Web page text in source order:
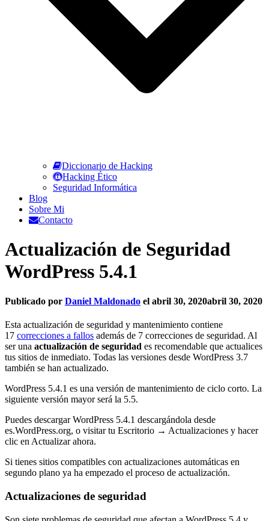
Diccionario de Hacking
Hacking Ético
Seguridad Informática
Blog
Sobre Mi
Contacto
Actualización de Seguridad
WordPress 5.4.1
Publicado por Daniel Maldonado el abril 30, 2020abril 30, 2020
Esta actualización de seguridad y mantenimiento contiene
17 correcciones a fallos además de 7 correcciones de seguridad. Al
ser una actualización de seguridad es recomendable que actualices
tus sitios de inmediato. Todas las versiones desde WordPress 3.7
también se han actualizado.
WordPress 5.4.1 es una versión de mantenimiento de ciclo corto. La
siguiente versión mayor será la 5.5.
Puedes descargar WordPress 5.4.1 descargándola desde
es.WordPress.org, o visitar tu Escritorio → Actualizaciones y hacer
clic en Actualizar ahora.
Si tienes sitios compatibles con actualizaciones automáticas en
segundo plano ya ha empezado el proceso de actualización.
Actualizaciones de seguridad